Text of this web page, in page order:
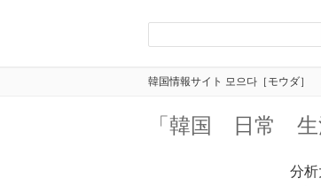
韓国情報サイト 모으다［モウダ］
「韓国 日常 生
分